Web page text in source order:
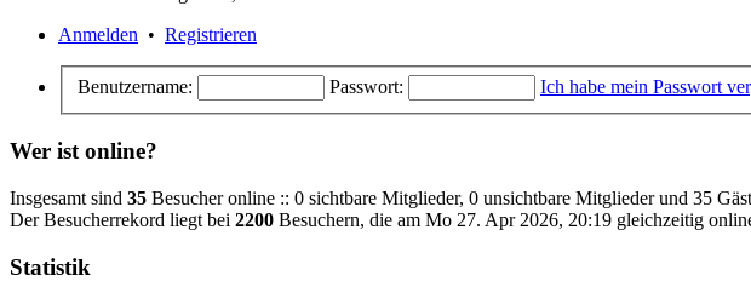
Anmelden • Registrieren
Benutzername: Passwort: Ich habe mein Passwort
Wer ist online?
Insgesamt sind 35 Besucher online :: 0 sichtbare Mitglieder, 0 unsichtbare Mitglieder und 35
Der Besucherrekord liegt bei 2200 Besuchern, die am Mo 27. Apr 2026, 20:19 gleichzeitig
Statistik